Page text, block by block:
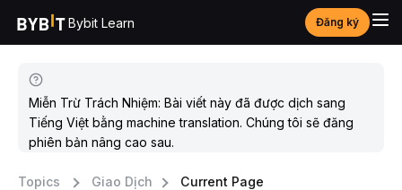
Bybit Learn Đăng ký
Miễn Trừ Trách Nhiệm: Bài viết này đã được dịch sang
Tiếng Việt bằng machine translation. Chúng tôi sẽ đăng
phiên bản nâng cao sau.
Topics Giao Dịch Current Page